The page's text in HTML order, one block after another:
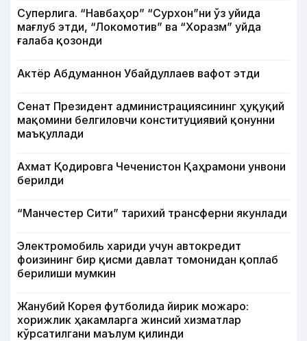
Суперлига. “Навбаҳор” “Сурхон”ни ўз уйида
мағлуб этди, “Локомотив” ва “Хоразм” уйда
ғалаба қозонди
Актёр Абду­маннон Убайдуллаев вафот этди
Сенат Президент администрациясининг ҳуқуқий
мақомини белгиловчи конституциявий қонунни
маъқуллади
Ахмат Қодировга Чеченистон Қаҳрамони унвони
берилди
“Манчестер Сити” тарихий трансферни якунлади
Электромобиль хариди учун автокредит
фоизининг бир қисми давлат томонидан қоплаб
берилиши мумкин
Жанубий Корея футболида йирик можаро:
хорижлик ҳакамларга жинсий хизматлар
кўрсатилгани маълум қилинди